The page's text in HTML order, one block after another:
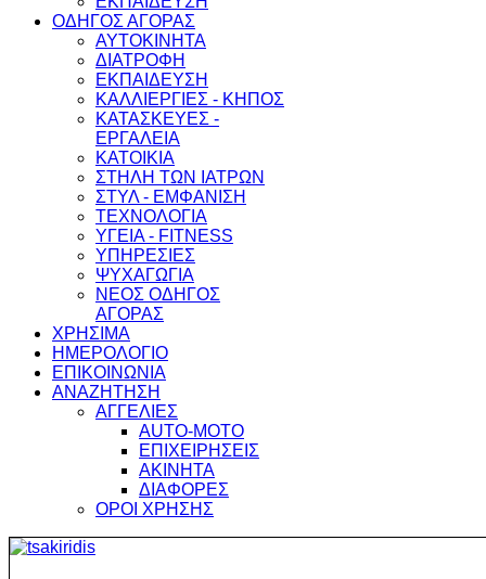
ΟΔΗΓΟΣ ΑΓΟΡΑΣ
ΑΥΤΟΚΙΝΗΤΑ
ΔΙΑΤΡΟΦΗ
ΕΚΠΑΙΔΕΥΣΗ
ΚΑΛΛΙΕΡΓΙΕΣ - ΚΗΠΟΣ
ΚΑΤΑΣΚΕΥΕΣ -
ΕΡΓΑΛΕΙΑ
ΚΑΤΟΙΚΙΑ
ΣΤΗΛΗ ΤΩΝ ΙΑΤΡΩΝ
ΣΤΥΛ - ΕΜΦΑΝΙΣΗ
ΤΕΧΝΟΛΟΓΙΑ
ΥΓΕΙΑ - FITNESS
ΥΠΗΡΕΣΙΕΣ
ΨΥΧΑΓΩΓΙΑ
ΝΕΟΣ ΟΔΗΓΟΣ
ΑΓΟΡΑΣ
ΧΡΗΣΙΜΑ
ΗΜΕΡΟΛΟΓΙΟ
ΕΠΙΚΟΙΝΩΝΙΑ
ΑΝΑΖΗΤΗΣΗ
ΑΓΓΕΛΙΕΣ
AUTO-MOTO
ΕΠΙΧΕΙΡΗΣΕΙΣ
ΑΚΙΝΗΤΑ
ΔΙΑΦΟΡΕΣ
ΟΡΟΙ ΧΡΗΣΗΣ